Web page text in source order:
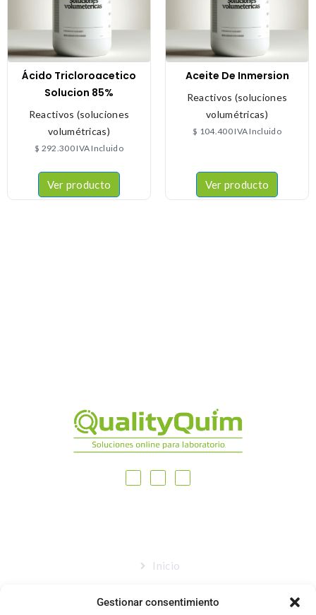
Gestionar consentimiento
Ácido Tricloroacetico
Solucion 85%
Reactivos (soluciones
volumétricas)
$ 292.300IVA Incluido
Ver producto
Aceite De Inmersion
Reactivos (soluciones
volumétricas)
$ 104.400IVA Incluido
Ver producto
Inicio